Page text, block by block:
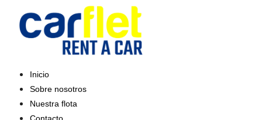
contenido
Inicio
Sobre nosotros
Nuestra flota